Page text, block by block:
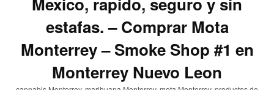
estafas. – Comprar Mota
Monterrey – Smoke Shop #1 en
Monterrey Nuevo Leon